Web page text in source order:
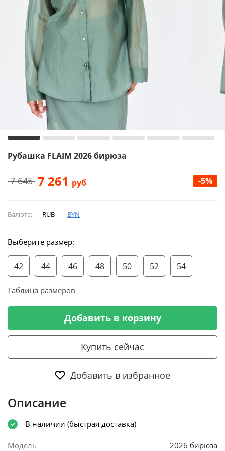
Рубашка FLAIM 2026 бирюза
7 645 7 261 руб -5%
Валюта: RUB BYN
Выберите размер:
42 44 46 48 50 52 54
Таблица размеров
Добавить в корзину
Купить сейчас
Добавить в избранное
Описание
В наличии (быстрая доставка)
Модель
2026 бирюза